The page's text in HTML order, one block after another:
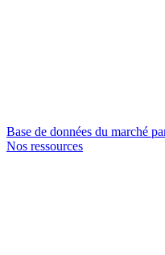
Base de données du marché
Nos ressources